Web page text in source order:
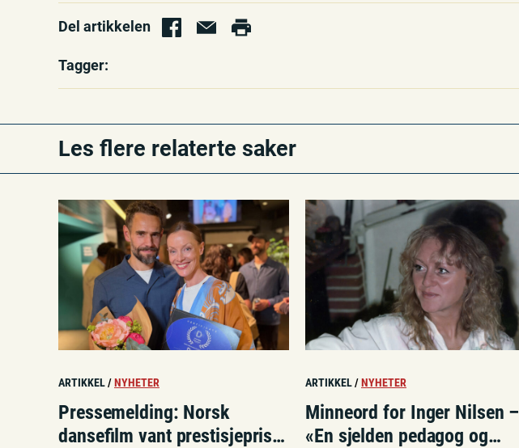
Del artikkelen
Tagger:
Les flere relaterte saker
ARTIKKEL/NYHETER
Pressemelding: Norsk
dansefilm vant prestisjepris i
ARTIKKEL/NYHETER
Minneord for Inger Nilsen –
«En sjelden pedagog og